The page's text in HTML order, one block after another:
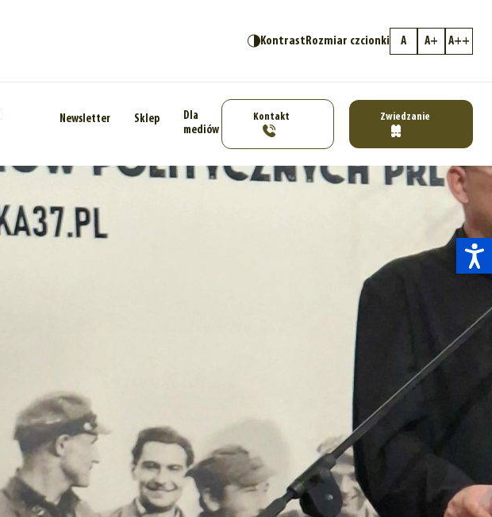
KontrastRozmiar czcionki A A+ A++
Newsletter Sklep
Dla
mediów
Kontakt Zwiedzanie